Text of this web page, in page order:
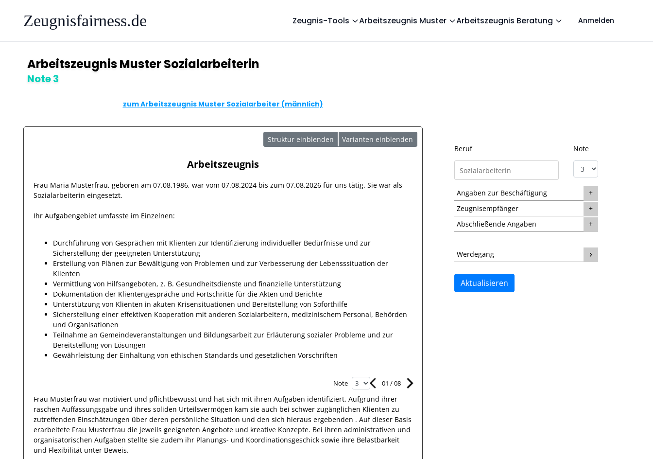
Zeugnisfairness.de Zeugnis-Tools Arbeitszeugnis Muster Arbeitszeugnis Beratung Anmelden
Arbeitszeugnis Muster Sozialarbeiterin
Note 3
zum Arbeitszeugnis Muster Sozialarbeiter (männlich)
Struktur einblenden Varianten einblenden
Arbeitszeugnis
Frau Maria Musterfrau, geboren am 07.08.1986, war vom 07.08.2024 bis zum 07.08.2026 für uns tätig. Sie war als
Sozialarbeiterin eingesetzt.
Ihr Aufgabengebiet umfasste im Einzelnen:
Durchführung von Gesprächen mit Klienten zur Identifizierung individueller Bedürfnisse und zur
Sicherstellung der geeigneten Unterstützung
Erstellung von Plänen zur Bewältigung von Problemen und zur Verbesserung der Lebensssituation der
Klienten
Vermittlung von Hilfsangeboten, z. B. Gesundheitsdienste und finanzielle Unterstützung
Dokumentation der Klientengespräche und Fortschritte für die Akten und Berichte
Unterstützung von Klienten in akuten Krisensituationen und Bereitstellung von Soforthilfe
Sicherstellung einer effektiven Kooperation mit anderen Sozialarbeitern, medizinischem Personal, Behörden
und Organisationen
Teilnahme an Gemeindeveranstaltungen und Bildungsarbeit zur Erläuterung sozialer Probleme und zur
Bereitstellung von Lösungen
Gewährleistung der Einhaltung von ethischen Standards und gesetzlichen Vorschriften
Note 01 /08
Frau Musterfrau war motiviert und pflichtbewusst und hat sich mit ihren Aufgaben identifiziert. Aufgrund ihrer
raschen Auffassungsgabe und ihres soliden Urteilsvermögen kam sie auch bei schwer zugänglichen Klienten zu
zutreffenden Einschätzungen über deren persönliche Situation und den sich hieraus ergebenden . Auf dieser Basis
erarbeitete Frau Musterfrau die jeweils geeigneten Angebote und kreative Konzepte. Bei ihren administrativen und
organisatorischen Aufgaben stellte sie zudem ihr Planungs- und Koordinationsgeschick sowie ihre Belastbarkeit
und Flexibilität unter Beweis.
Beruf Note
Angaben zur Beschäftigung
Zeugnisempfänger
Abschließende Angaben
Werdegang
Aktualisieren